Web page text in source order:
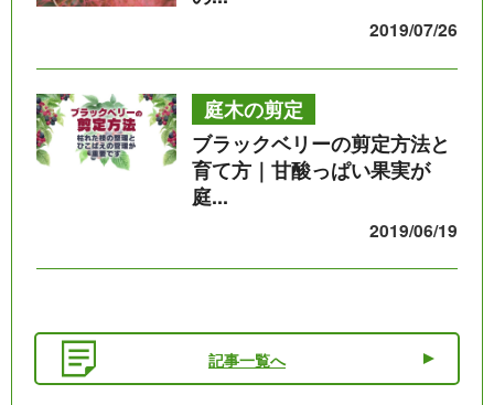
2019/07/26
庭木の剪定
ブラックベリーの剪定方法と
育て方｜甘酸っぱい果実が
庭...
2019/06/19
記事一覧へ